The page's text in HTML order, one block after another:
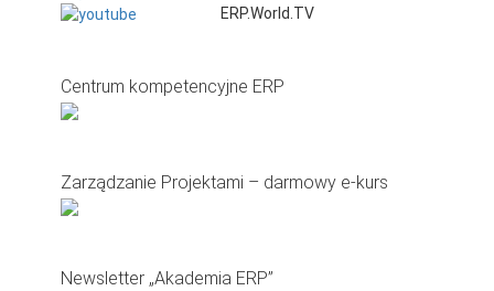
ERP.World.TV
Centrum kompetencyjne ERP
Zarządzanie Projektami – darmowy e-kurs
Newsletter „Akademia ERP”